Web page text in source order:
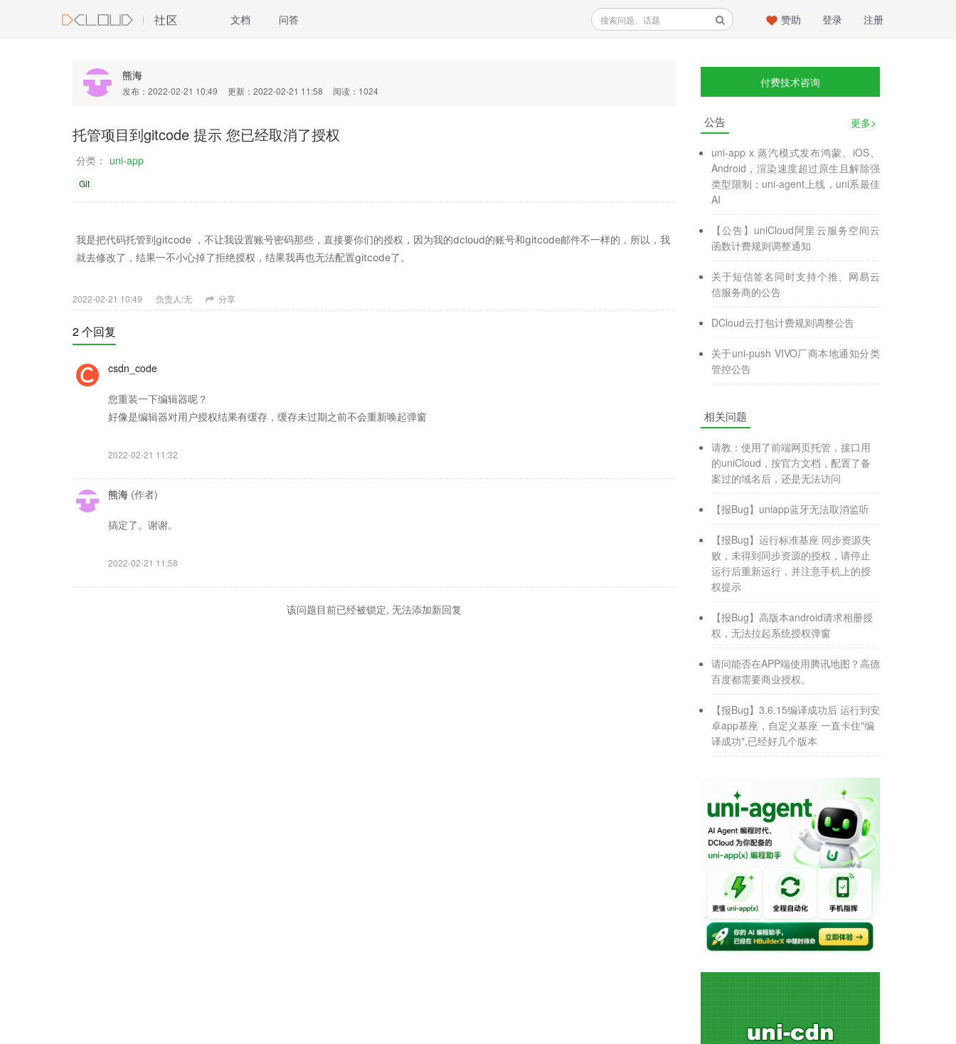
文档 问答 注册
登录
赞助
熊海
发布：2022-02-21 10:49 更新：2022-02-21 11:58 阅读：1024
托管项目到gitcode 提示 您已经取消了授权
分类： uni-app
Git
我是把代码托管到gitcode ，不让我设置账号密码那些，直接要你们的授权，因为我的dcloud的账号和gitcode邮件不一样的，所以，我
就去修改了，结果一不小心掉了拒绝授权，结果我再也无法配置gitcode了。
2022-02-21 10:49 负责人:无 分享
2 个回复
csdn_code
您重装一下编辑器呢？
好像是编辑器对用户授权结果有缓存，缓存未过期之前不会重新唤起弹窗
2022-02-21 11:32
熊海 (作者)
搞定了。谢谢。
2022-02-21 11:58
该问题目前已经被锁定, 无法添加新回复
付费技术咨询
公告 更多>
uni-app x 蒸汽模式发布鸿蒙、iOS、
Android，渲染速度超过原生且解除强
类型限制；uni-agent上线，uni系最佳
AI
【公告】uniCloud阿里云服务空间云
函数计费规则调整通知
关于短信签名同时支持个推、网易云
信服务商的公告
DCloud云打包计费规则调整公告
关于uni-push VIVO厂商本地通知分类
管控公告
相关问题
请教：使用了前端网页托管，接口用
的uniCloud，按官方文档，配置了备
案过的域名后，还是无法访问
【报Bug】uniapp蓝牙无法取消监听
【报Bug】运行标准基座 同步资源失
败，未得到同步资源的授权，请停止
运行后重新运行，并注意手机上的授
权提示
【报Bug】高版本android请求相册授
权，无法拉起系统授权弹窗
请问能否在APP端使用腾讯地图？高德
百度都需要商业授权。
【报Bug】3.6.15编译成功后 运行到安
卓app基座，自定义基座 一直卡住"编
译成功",已经好几个版本